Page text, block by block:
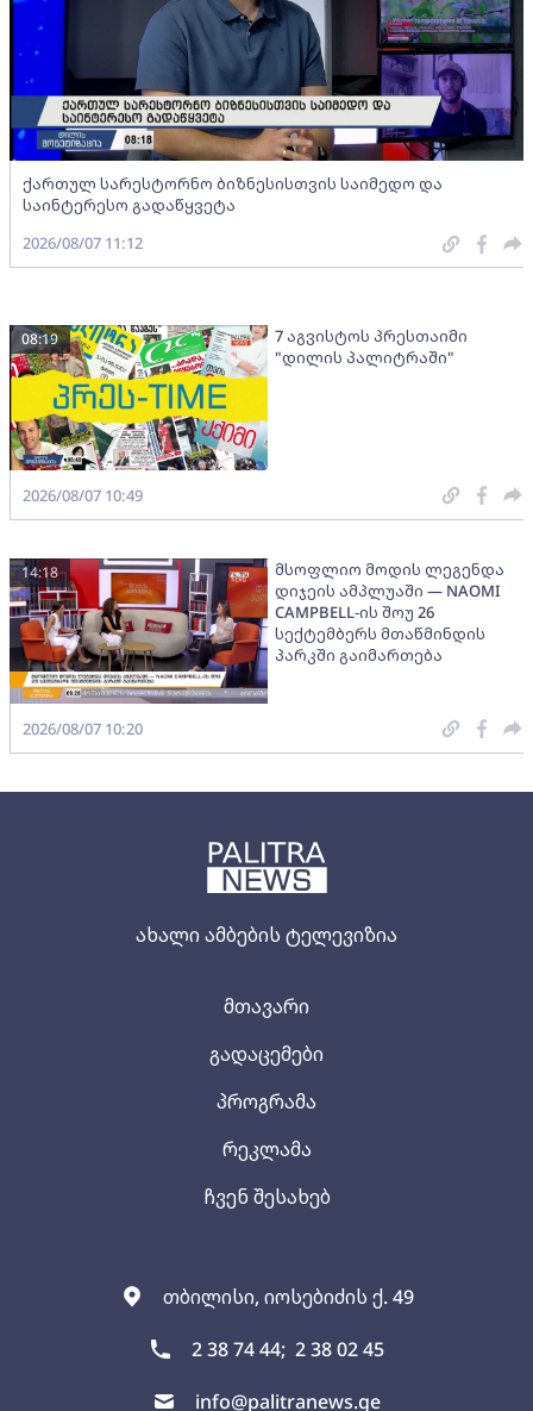
ახალი ამბების ტელევიზია
თბილისი, იოსებიძის ქ. 49
2 38 74 44; 2 38 02 45
info@palitranews.ge
მთავარი
გადაცემები
პროგრამა
რეკლამა
ჩვენ შესახებ
ქართულ სარესტორნო ბიზნესისთვის საიმედო და
საინტერესო გადაწყვეტა
2026/08/07 11:12
7 აგვისტოს პრესთაიმი
"დილის პალიტრაში"
08:19
2026/08/07 10:49
მსოფლიო მოდის ლეგენდა
დიჯეის ამპლუაში — NAOMI
CAMPBELL-ის შოუ 26
სექტემბერს მთაწმინდის
პარკში გაიმართება
14:18
2026/08/07 10:20